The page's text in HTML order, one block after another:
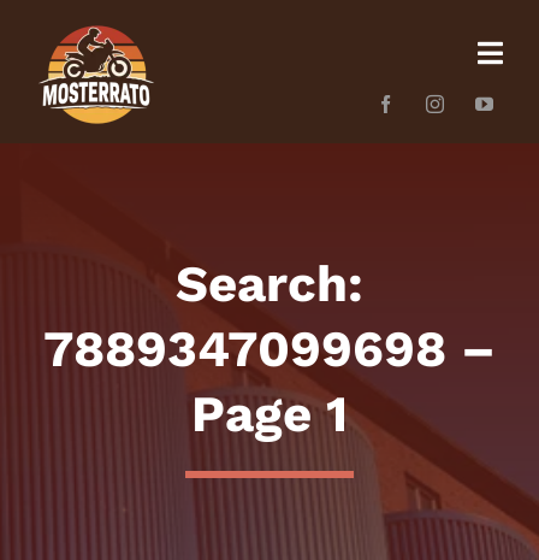
content
Search:
7889347099698 –
Page 1